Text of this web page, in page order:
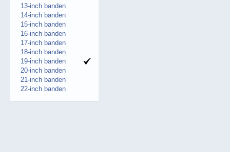
13-inch banden
14-inch banden
15-inch banden
16-inch banden
17-inch banden
18-inch banden
19-inch banden
20-inch banden
21-inch banden
22-inch banden